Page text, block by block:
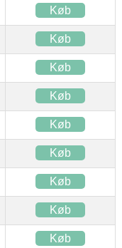
Køb
Køb
Køb
Køb
Køb
Køb
Køb
Køb
Køb